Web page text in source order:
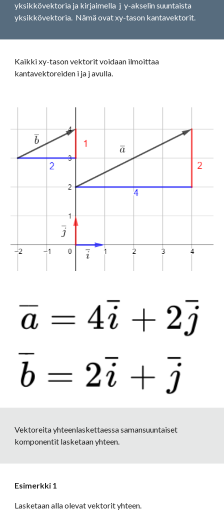
yksikkövektoria ja kirjaimella  j  y-akselin suuntaista
yksikkövektoria.  Nämä ovat xy-tason kantavektorit.
Kaikki xy-tason vektorit voidaan ilmoittaa
kantavektoreiden i ja j avulla.
Vektoreita yhteenlaskettaessa samansuuntaiset
komponentit lasketaan yhteen.
Esimerkki 1
Lasketaan alla olevat vektorit yhteen.